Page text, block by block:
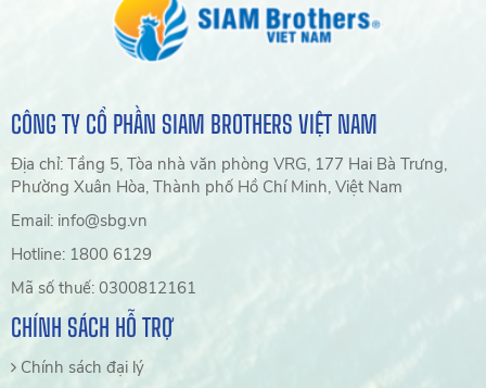
CÔNG TY CỔ PHẦN SIAM BROTHERS VIỆT NAM
Địa chỉ: Tầng 5, Tòa nhà văn phòng VRG, 177 Hai Bà Trưng,
Phường Xuân Hòa, Thành phố Hồ Chí Minh, Việt Nam
Email: info@sbg.vn
Hotline: 1800 6129
Mã số thuế: 0300812161
CHÍNH SÁCH HỖ TRỢ
Chính sách đại lý